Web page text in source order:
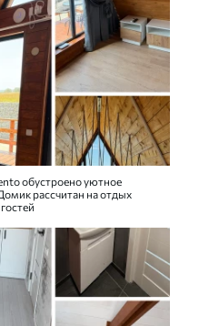
обустроено уютное
рассчитан на отдых